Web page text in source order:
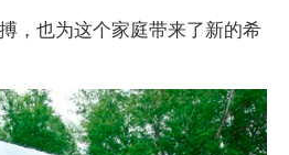
，也为这个家庭带来了新的希